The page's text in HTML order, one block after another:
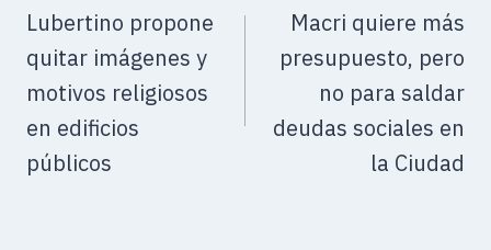
Lubertino propone
quitar imágenes y
motivos religiosos
en edificios
públicos
Macri quiere más
presupuesto, pero
no para saldar
deudas sociales en
la Ciudad